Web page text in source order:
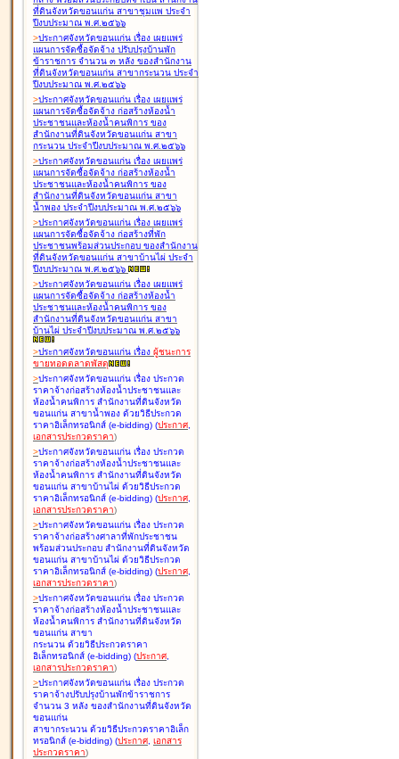
ที่ดินจังหวัดขอนแก่น สาขาชุมแพ ประจำ
ปีงบประมาณ พ.ศ.๒๕๖๖
>ประกาศจังหวัดขอนแก่น เรื่อง เผยแพร่
แผนการจัดซื้อจัดจ้าง ปรับปรุงบ้านพัก
ข้าราชการ จำนวน ๓ หลัง ของสำนักงาน
ที่ดินจังหวัดขอนแก่น สาขากระนวน ประจำ
ปีงบประมาณ พ.ศ.๒๕๖๖
>ประกาศจังหวัดขอนแก่น เรื่อง เผยแพร่
แผนการจัดซื้อจัดจ้าง ก่อสร้างห้องน้ำ
ประชาชนและห้องน้ำคนพิการ ของ
สำนักงานที่ดินจังหวัดขอนแก่น สาขา
กระนวน ประจำปีงบประมาณ พ.ศ.๒๕๖๖
>ประกาศจังหวัดขอนแก่น เรื่อง เผยแพร่
แผนการจัดซื้อจัดจ้าง ก่อสร้างห้องน้ำ
ประชาชนและห้องน้ำคนพิการ ของ
สำนักงานที่ดินจังหวัดขอนแก่น สาขา
น้ำพอง ประจำปีงบประมาณ พ.ศ.๒๕๖๖
>ประกาศจังหวัดขอนแก่น เรื่อง เผยแพร่
แผนการจัดซื้อจัดจ้าง ก่อสร้างที่พัก
ประชาชนพร้อมส่วนประกอบ ของสำนักงาน
ที่ดินจังหวัดขอนแก่น สาขาบ้านไผ่ ประจำ
ปีงบประมาณ พ.ศ.๒๕๖๖
>ประกาศจังหวัดขอนแก่น เรื่อง เผยแพร่
แผนการจัดซื้อจัดจ้าง ก่อสร้างห้องน้ำ
ประชาชนและห้องน้ำคนพิการ ของ
สำนักงานที่ดินจังหวัดขอนแก่น สาขา
บ้านไผ่ ประจำปีงบประมาณ พ.ศ.๒๕๖๖
>ประกาศจังหวัดขอนแก่น เรื่อง ผู้ชนะการ
ขายทอดตลาดพัสดุ
>ประกาศจังหวัดขอนแก่น เรื่อง ประกวด
ราคาจ้างก่อสร้างห้องน้ำประชาชนและ
ห้องน้ำคนพิการ สำนักงานที่ดินจังหวัด
ขอนแก่น สาขาน้ำพอง ด้วยวิธีประกวด
ราคาอิเล็กทรอนิกส์ (e-bidding) (ประกาศ,
เอกสารประกวดราคา)
>ประกาศจังหวัดขอนแก่น เรื่อง ประกวด
ราคาจ้างก่อสร้างห้องน้ำประชาชนและ
ห้องน้ำคนพิการ สำนักงานที่ดินจังหวัด
ขอนแก่น สาขาบ้านไผ่ ด้วยวิธีประกวด
ราคาอิเล็กทรอนิกส์ (e-bidding) (ประกาศ,
เอกสารประกวดราคา)
>ประกาศจังหวัดขอนแก่น เรื่อง ประกวด
ราคาจ้างก่อสร้างศาลาที่พักประชาชน
พร้อมส่วนประกอบ สำนักงานที่ดินจังหวัด
ขอนแก่น สาขาบ้านไผ่ ด้วยวิธีประกวด
ราคาอิเล็กทรอนิกส์ (e-bidding) (ประกาศ,
เอกสารประกวดราคา)
>ประกาศจังหวัดขอนแก่น เรื่อง ประกวด
ราคาจ้างก่อสร้างห้องน้ำประชาชนและ
ห้องน้ำคนพิการ สำนักงานที่ดินจังหวัด
ขอนแก่น สาขา
กระนวน ด้วยวิธีประกวดราคา
อิเล็กทรอนิกส์ (e-bidding) (ประกาศ,
เอกสารประกวดราคา)
>ประกาศจังหวัดขอนแก่น เรื่อง ประกวด
ราคาจ้างปรับปรุงบ้านพักข้าราชการ
จำนวน 3 หลัง ของสำนักงานที่ดินจังหวัด
ขอนแก่น
สาขากระนวน ด้วยวิธีประกวดราคาอิเล็ก
ทรอนิกส์ (e-bidding) (ประกาศ, เอกสาร
ประกวดราคา)